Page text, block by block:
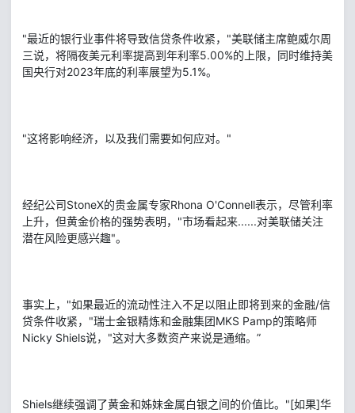
"最近的银行业事件将导致信贷条件收紧，"美联储主席鲍威尔周
三说，将隔夜美元利率提高到年利率5.00%的上限，同时维持美
国央行对2023年底的利率展望为5.1%。
"这将影响经济，以及我们需要如何应对。"
经纪公司StoneX的贵金属专家Rhona O'Connell表示，尽管利率
上升，但黄金价格的强势表明，"市场看起来......对美联储关注
潜在风险更感兴趣"。
事实上，"如果最近的流动性注入不足以阻止即将到来的金融/信
贷条件收紧，"瑞士金银精炼和金融集团MKS Pamp的策略师
Nicky Shiels说，"这对大多数资产来说是通缩。”
Shiels继续强调了黄金和姊妹金属白银之间的价值比。"[如果]华